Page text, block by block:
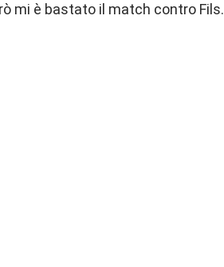
mi è bastato il match contro Fils.